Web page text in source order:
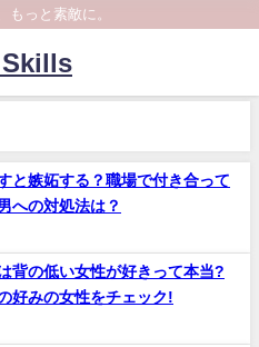
もっと素敵に。
と嫉妬する？職場で付き合って
への対処法は？
背の低い女性が好きって本当?
好みの女性をチェック!